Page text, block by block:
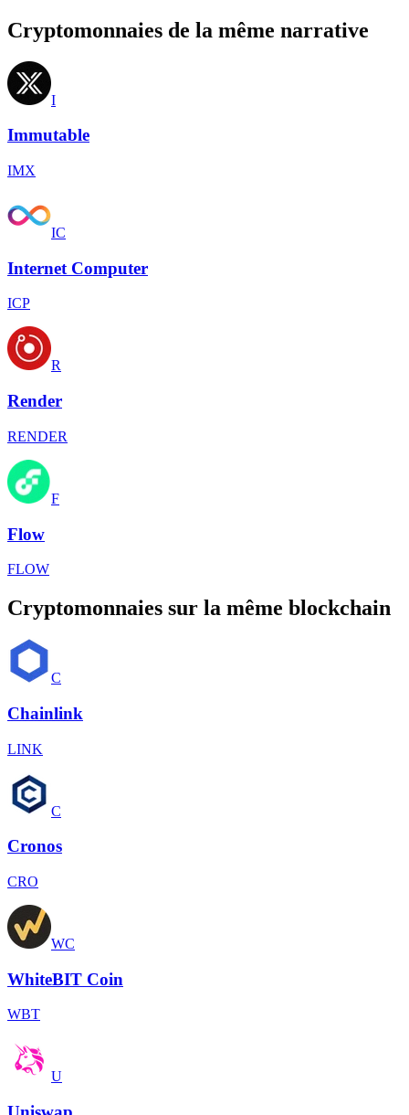
Cryptomonnaies de la même narrative
I
Immutable
IMX
IC
Internet Computer
ICP
R
Render
RENDER
F
Flow
FLOW
Cryptomonnaies sur la même blockchain
C
Chainlink
LINK
C
Cronos
CRO
WC
WhiteBIT Coin
WBT
U